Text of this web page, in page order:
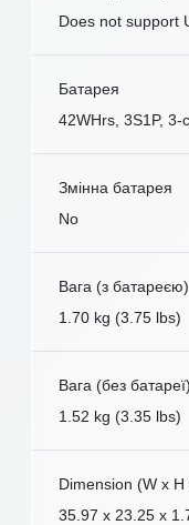
Does not support
Батарея
42WHrs, 3S1P, 3-
Змінна батарея
No
Вага (з батареєю)
1.70 kg (3.75 lbs)
Вага (без батареї)
1.52 kg (3.35 lbs)
Dimension (W x H
35.97 x 23.25 x